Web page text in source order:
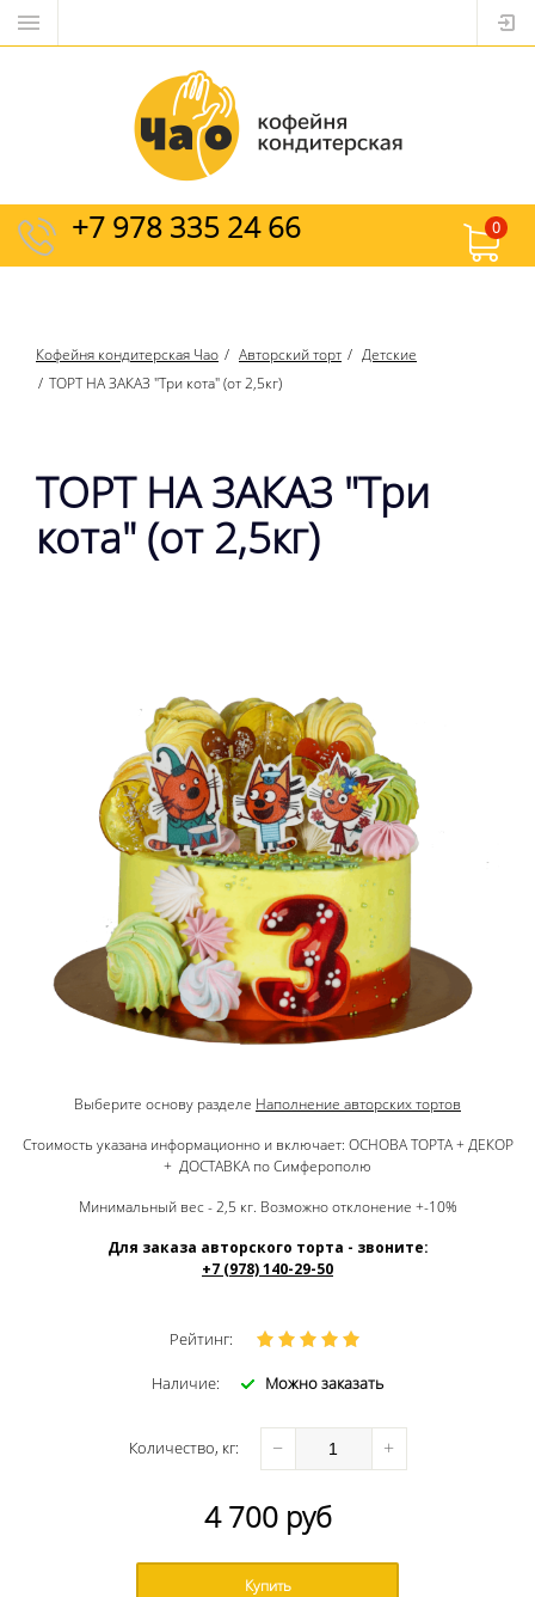
+7 978 335 24 66 0
Кофейня кондитерская Чао Авторский торт
Детские
ТОРТ НА ЗАКАЗ "Три кота" (от 2,5кг)
ТОРТ НА ЗАКАЗ "Три
кота" (от 2,5кг)
Выберите основу разделе Наполнение авторских тортов
Стоимость указана информационно и включает: ОСНОВА ТОРТА + ДЕКОР
+ ДОСТАВКА по Симферополю
Минимальный вес - 2,5 кг. Возможно отклонение +-10%
Для заказа авторского торта - звоните:
+7 (978) 140-29-50
Рейтинг:
Наличие: Можно заказать
Количество, кг: − +
4 700 руб
Купить